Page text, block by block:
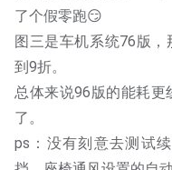
了个假零跑😏
图三是车机系统76版
到9折。
总体来说96版的能耗更
了。
ps：没有刻意去测试